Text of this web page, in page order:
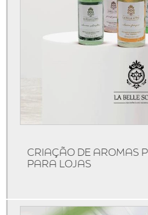
Aparelho aromatizador de ambiente
Aparelho aromatizador de
Aparelho difusor de aromas
Aromas personalizados para
CRIAÇÃO DE AROMAS
PARA LOJAS